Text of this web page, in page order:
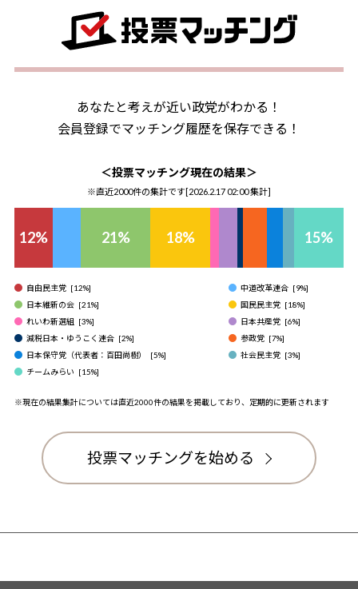
あなたと考えが近い政党がわかる！
会員登録でマッチング履歴を保存できる！
＜投票マッチング現在の結果＞
※直近2000件の集計です[2026.2.17 02:00集計]
12% 21% 18% 15%
自由民主党 [12%] 中道改革連合 [9%]
日本維新の会 [21%] 国民民主党 [18%]
れいわ新選組 [3%] 日本共産党 [6%]
減税日本・ゆうこく連合 [2%] 参政党 [7%]
日本保守党（代表者：百田尚樹）
[5%] 社会民主党 [3%]
チームみらい [15%]
※現在の結果集計については直近2000件の結果を掲載しており、定期的に更新されます
投票マッチングを始める